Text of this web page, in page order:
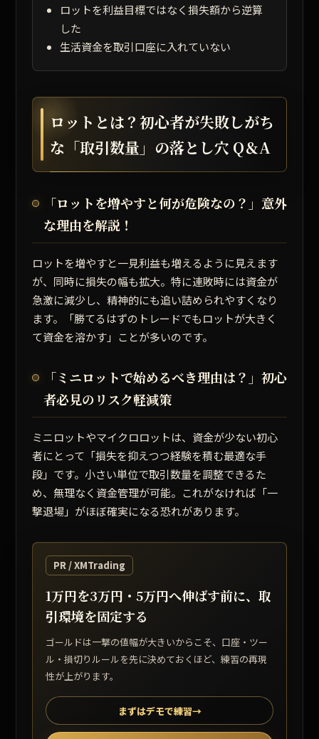
ロットを利益目標ではなく損失額から逆算
した
生活資金を取引口座に入れていない
ロットとは？初心者が失敗しがち
な「取引数量」の落とし穴 Q＆A
「ロットを増やすと何が危険なの？」意外
な理由を解説！
ロットを増やすと一見利益も増えるように見えます
が、同時に損失の幅も拡大。特に連敗時には資金が
急激に減少し、精神的にも追い詰められやすくなり
ます。
「勝てるはずのトレードでもロットが大きく
て資金を溶かす」 ことが多いのです。
「ミニロットで始めるべき理由は？」初心
者必見のリスク軽減策
ミニロットやマイクロロットは、資金が少ない初心
者にとって 「損失を抑えつつ経験を積む最適な手
段」 です。小さい単位で取引数量を調整できるた
め、無理なく資金管理が可能。これがなければ「一
撃退場」がほぼ確実になる恐れがあります。
PR / XMTrading
1万円を3万円・5万円へ伸ばす前に、取
引環境を固定する
ゴールドは一撃の値幅が大きいからこそ、口座・ツー
ル・損切りルールを先に決めておくほど、練習の再現
性が上がります。
まずはデモで練習→